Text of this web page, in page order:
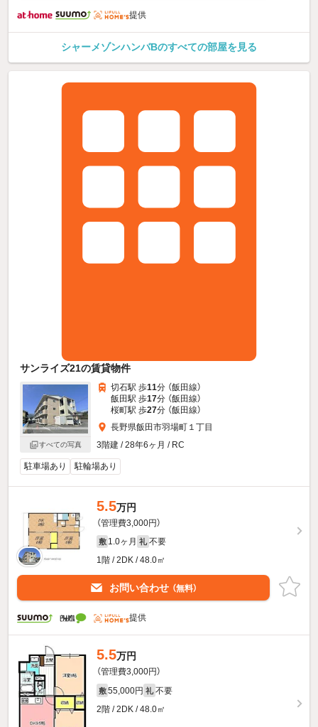
提供
シャーメゾンハンバBのすべての部屋を見る
サンライズ21の賃貸物件
すべての写真
切石駅 歩11分 （飯田線）
飯田駅 歩17分 （飯田線）
桜町駅 歩27分 （飯田線）
長野県飯田市羽場町１丁目
3階建 / 28年6ヶ月 / RC
駐車場あり 駐輪場あり
5.5万円
（管理費3,000円）
敷 1.0ヶ月 礼 不要
1階 / 2DK / 48.0㎡
お問い合わせ （無料）
提供
5.5万円
（管理費3,000円）
敷 55,000円 礼 不要
2階 / 2DK / 48.0㎡